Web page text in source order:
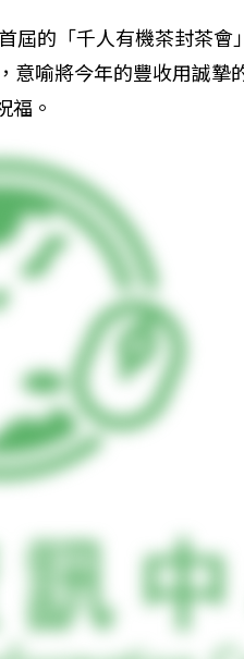
屆的「千人有機茶封茶會
意喻將今年的豐收用誠摯
福。